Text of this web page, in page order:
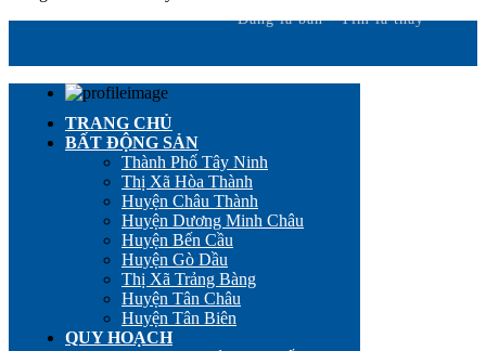
Đăng là bán - Tìm là thấy
TRANG CHỦ
BẤT ĐỘNG SẢN
Thành Phố Tây Ninh
Thị Xã Hòa Thành
Huyện Châu Thành
Huyện Dương Minh Châu
Huyện Bến Cầu
Huyện Gò Dầu
Thị Xã Trảng Bàng
Huyện Tân Châu
Huyện Tân Biên
QUY HOẠCH